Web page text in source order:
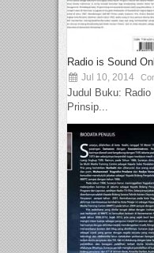
Radio is Sound
Jul 10, 2014
Judul Buku:
Prinsip...